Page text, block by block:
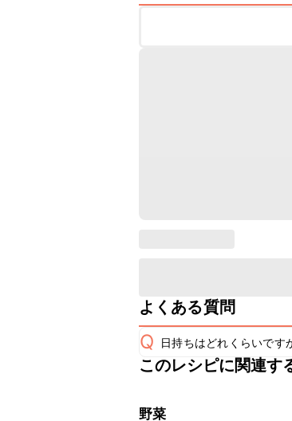
よくある質問
Q 日持ちはどれくらいです
保存期間は冷蔵で当日
※日持ちは目安です。
このレシピに関連す
野菜